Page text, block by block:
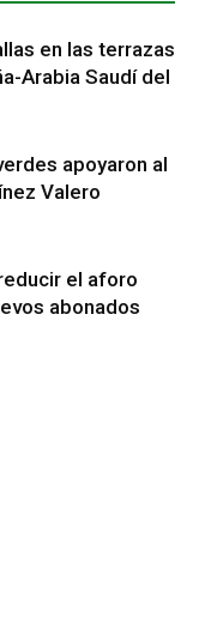
en las terrazas
Arabia Saudí del
apoyaron al
Valero
el aforo
abonados